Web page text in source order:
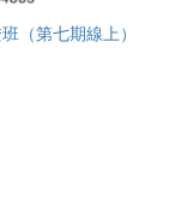
（第七期線上）